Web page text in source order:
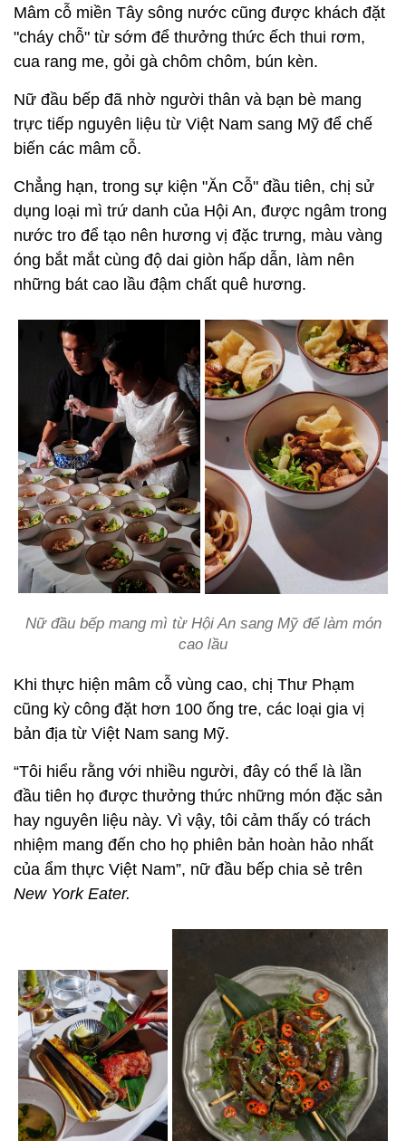
Mâm cỗ miền Tây sông nước cũng được khách đặt
"cháy chỗ" từ sớm để thưởng thức ếch thui rơm,
cua rang me, gỏi gà chôm chôm, bún kèn.
Nữ đầu bếp đã nhờ người thân và bạn bè mang
trực tiếp nguyên liệu từ Việt Nam sang Mỹ để chế
biến các mâm cỗ.
Chẳng hạn, trong sự kiện "Ăn Cỗ" đầu tiên, chị sử
dụng loại mì trứ danh của Hội An, được ngâm trong
nước tro để tạo nên hương vị đặc trưng, màu vàng
óng bắt mắt cùng độ dai giòn hấp dẫn, làm nên
những bát cao lầu đậm chất quê hương.
Nữ đầu bếp mang mì từ Hội An sang Mỹ để làm món
cao lầu
Khi thực hiện mâm cỗ vùng cao, chị Thư Phạm
cũng kỳ công đặt hơn 100 ống tre, các loại gia vị
bản địa từ Việt Nam sang Mỹ.
“Tôi hiểu rằng với nhiều người, đây có thể là lần
đầu tiên họ được thưởng thức những món đặc sản
hay nguyên liệu này. Vì vậy, tôi cảm thấy có trách
nhiệm mang đến cho họ phiên bản hoàn hảo nhất
của ẩm thực Việt Nam”, nữ đầu bếp chia sẻ trên
New York Eater.